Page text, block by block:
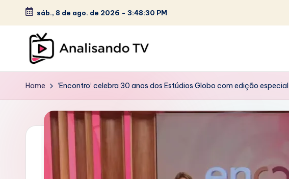
Skip
content
sáb., 8 de ago. de 2026 - 3:48:32 PM
A
N
Home ‘Encontro’ celebra 30 anos dos Estúdios Globo com edição especial